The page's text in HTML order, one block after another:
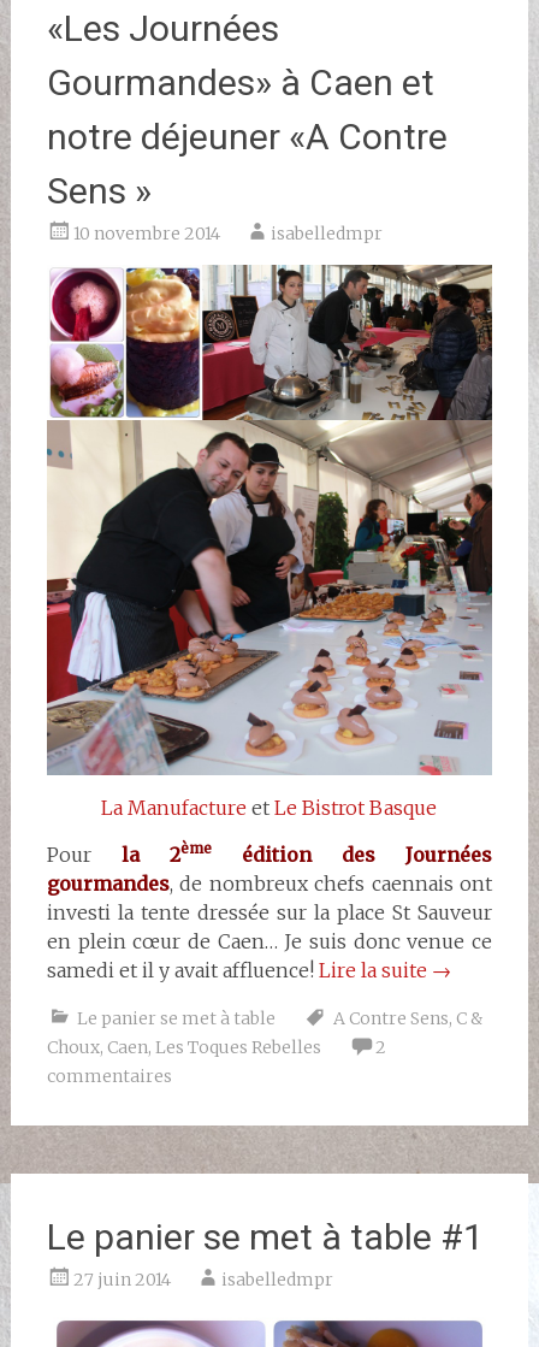
«Les Journées
Gourmandes» à Caen et
notre déjeuner «A Contre
Sens »
10 novembre 2014 isabelledmpr
La Manufacture etLe Bistrot Basque
Pour la 2èmeédition des Journées
gourmandes, de nombreux chefs caennais ont
investi la tente dressée sur la place St Sauveur
en plein cœur de Caen… Je suis donc venue ce
samedi et il y avait affluence! Lire la suite →
Le panier se met à table A Contre Sens, C &
Choux, Caen, Les Toques Rebelles
2
commentaires
Le panier se met à table #1
27 juin 2014 isabelledmpr